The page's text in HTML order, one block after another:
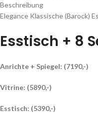
Beschreibung
Elegance Klassische (Barock)
Esstisch + 8
Anrichte + Spiegel: (7190,-)
Vitrine: (5890,-)
Esstisch: (5390,-)